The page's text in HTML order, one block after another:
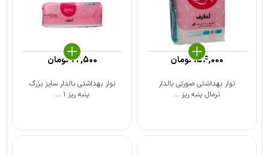
نوار بهداشتی صورتی بالدار
نرمال پنبه ریز ...
154,000تومان
نوار بهداشتی بالدار سایز بزرگ
پنبه ریز ۱ ...
72,500تومان